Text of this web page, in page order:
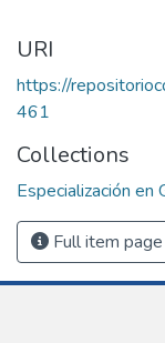
URI
https://
461
Collections
Especialización en
Full item page